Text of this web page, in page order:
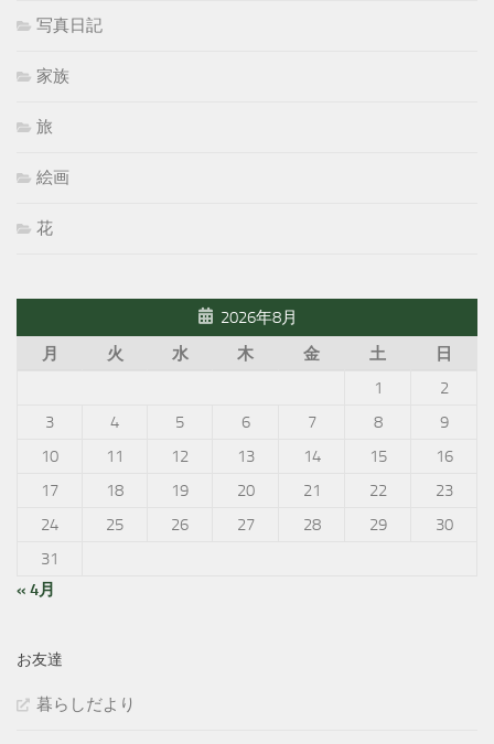
写真日記
家族
旅
絵画
花
2026年8月
月
火 水 木 金 土
日
1
2
3
4 5 6 7 8
9
10
11 12 13 14 15
16
17
18 19 20 21 22
23
24
25 26 27 28 29
30
31
« 4月
お友達
暮らしだより